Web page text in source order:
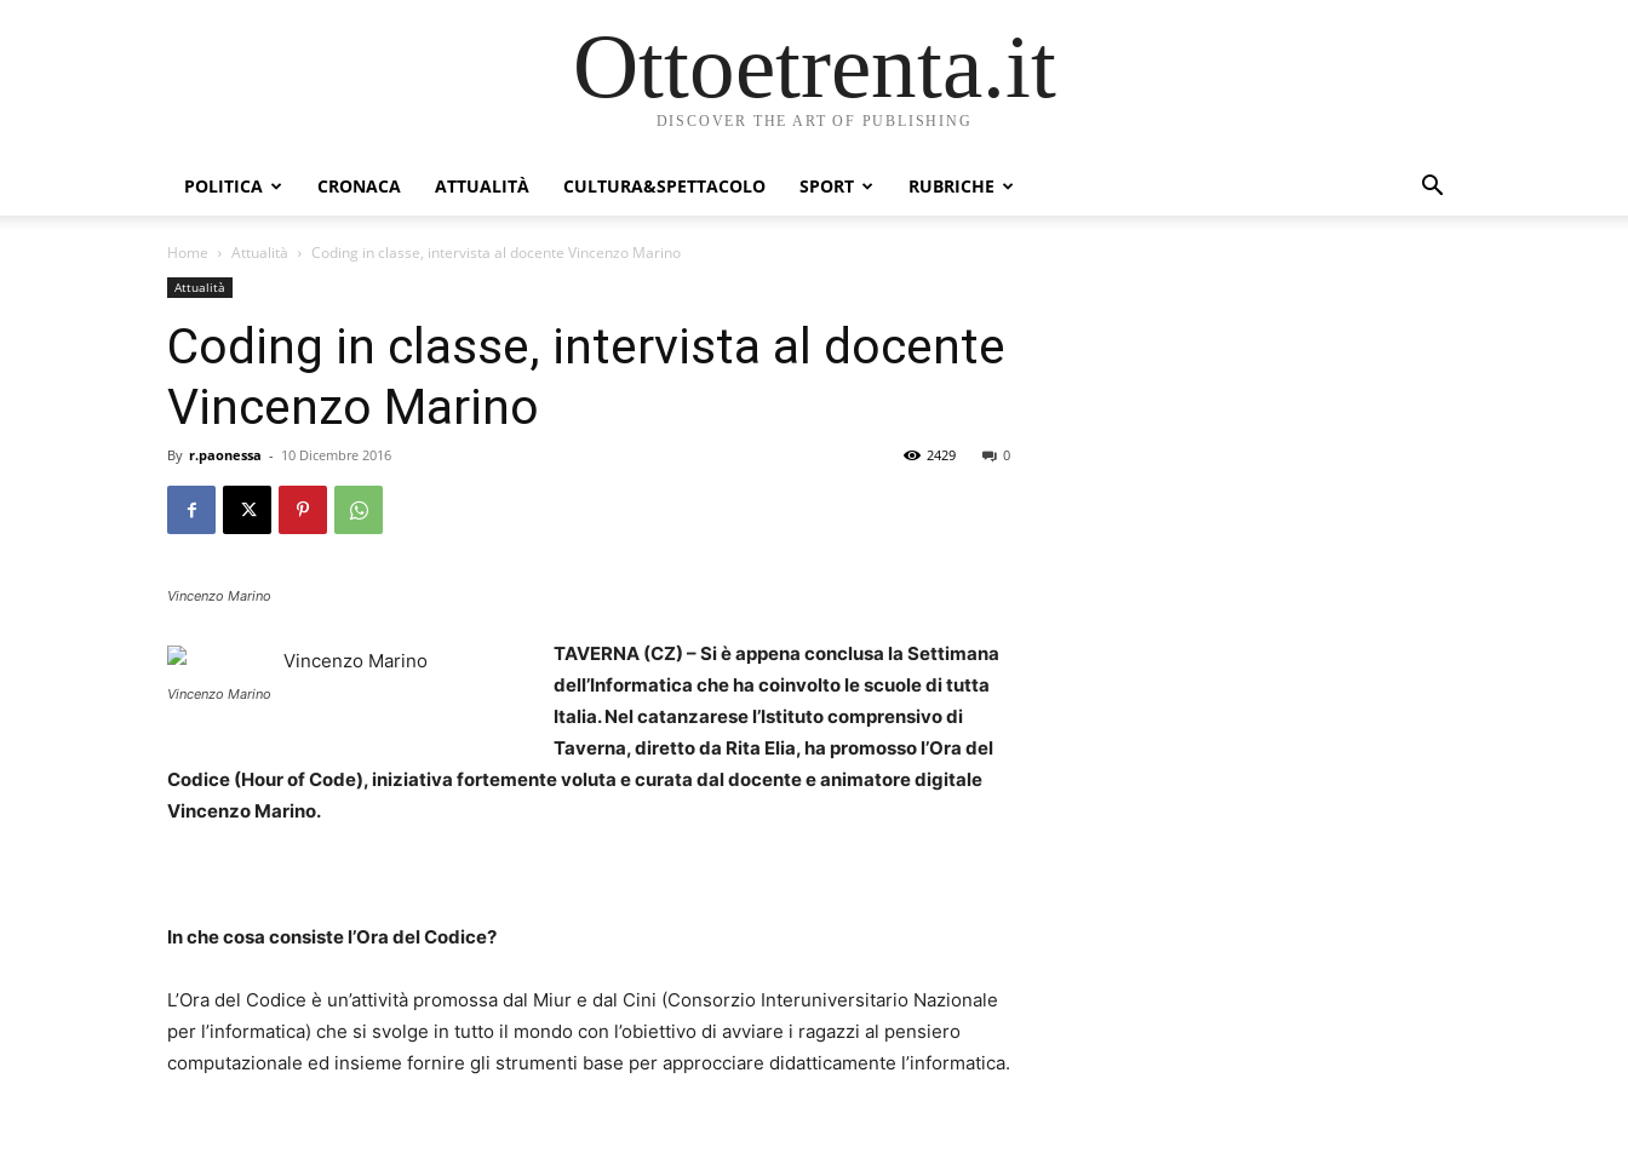
Ottoetrenta.it
DISCOVER THE ART OF PUBLISHING
POLITICA CRONACA ATTUALITÀ CULTURA&SPETTACOLO SPORT RUBRICHE
Home Attualità Coding in classe, intervista al docente Vincenzo Marino
Attualità
Coding in classe, intervista al docente
Vincenzo Marino
By r.paonessa - 10 Dicembre 2016 0
2429
Vincenzo Marino
Vincenzo Marino
TAVERNA (CZ) – Si è appena conclusa la Settimana
dell’Informatica che ha coinvolto le scuole di tutta
Italia. Nel catanzarese l’Istituto comprensivo di
Taverna, diretto da Rita Elia, ha promosso l’Ora del
Codice (Hour of Code), iniziativa fortemente voluta e curata dal docente e animatore digitale
Vincenzo Marino.
In che cosa consiste l’Ora del Codice?
L’Ora del Codice è un’attività promossa dal Miur e dal Cini (Consorzio Interuniversitario Nazionale
per l’informatica) che si svolge in tutto il mondo con l’obiettivo di avviare i ragazzi al pensiero
computazionale ed insieme fornire gli strumenti base per approcciare didatticamente l’informatica.